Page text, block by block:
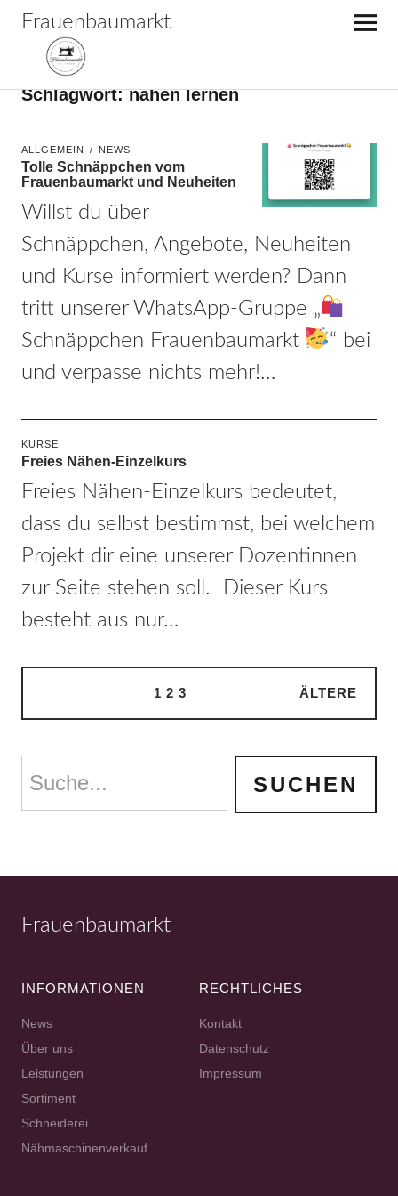
Frauenbaumarkt
Schlagwort:nähen lernen
ALLGEMEIN NEWS
Tolle Schnäppchen vom
Frauenbaumarkt und Neuheiten
Willst du über
Schnäppchen, Angebote, Neuheiten
und Kurse informiert werden? Dann
tritt unserer WhatsApp-Gruppe „
Schnäppchen Frauenbaumarkt
“ bei
und verpasse nichts mehr!…
KURSE
Freies Nähen-Einzelkurs
Freies Nähen-Einzelkurs bedeutet,
dass du selbst bestimmst, bei welchem
Projekt dir eine unserer Dozentinnen
zur Seite stehen soll. Dieser Kurs
besteht aus nur…
1 2 3 ÄLTERE
Frauenbaumarkt
INFORMATIONEN
News
Über uns
Leistungen
Sortiment
Schneiderei
Nähmaschinenverkauf
RECHTLICHES
Kontakt
Datenschutz
Impressum